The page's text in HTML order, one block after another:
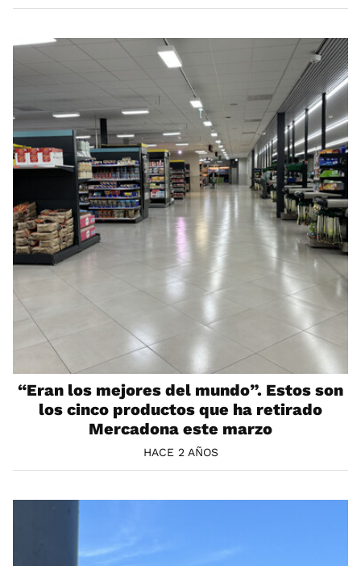
“Eran los mejores del mundo”. Estos son
los cinco productos que ha retirado
Mercadona este marzo
HACE 2 AÑOS